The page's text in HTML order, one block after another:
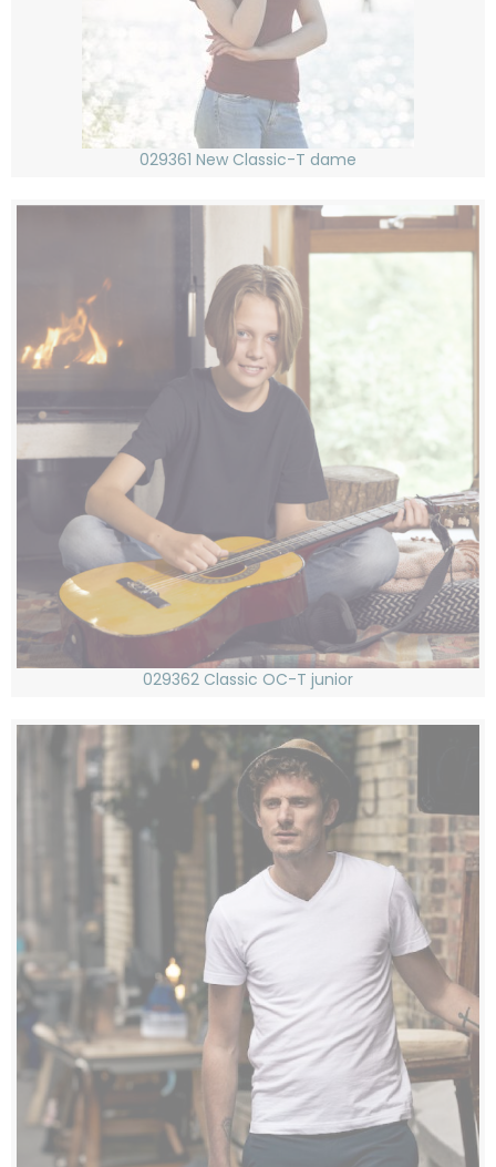
029361 New Classic-T dame
029362 Classic OC-T junior